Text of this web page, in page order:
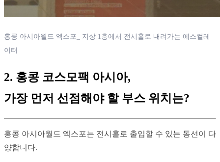
홍콩 아시아월드 엑스포_ 지상 1층에서 전시홀로 내려가는 에스컬레
이터
2. 홍콩 코스모팩 아시아,
가장 먼저 선점해야 할 부스 위치는?
홍콩 아시아월드 엑스포는 전시홀로 출입할 수 있는 동선이 다
양합니다.